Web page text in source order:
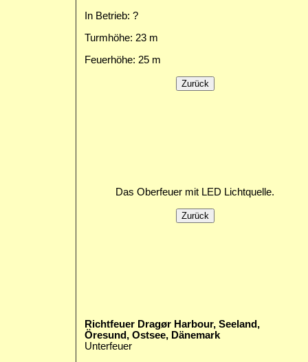
In Betrieb: ?
Turmhöhe: 23 m
Feuerhöhe: 25 m
Das Oberfeuer mit LED Lichtquelle.
Richtfeuer Dragør Harbour, Seeland,
Öresund, Ostsee, Dänemark
Unterfeuer